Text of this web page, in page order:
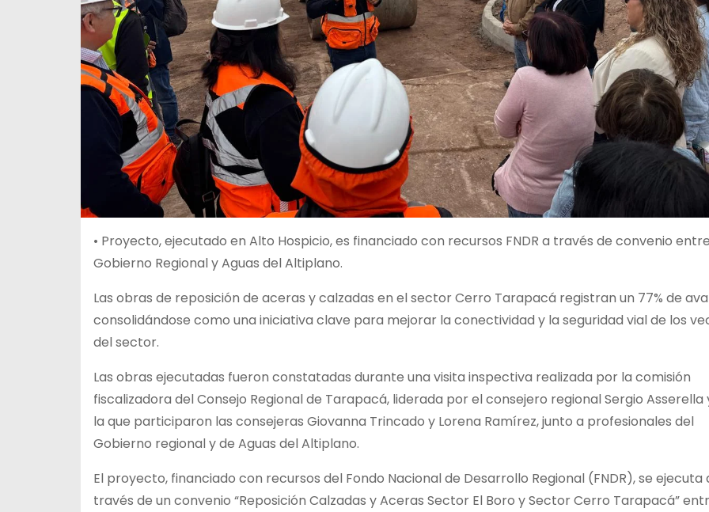
• Proyecto, ejecutado en Alto Hospicio, es financiado con recursos FNDR a través de convenio entre
Gobierno Regional y Aguas del Altiplano.
Las obras de reposición de aceras y calzadas en el sector Cerro Tarapacá registran un 77% de
consolidándose como una iniciativa clave para mejorar la conectividad y la seguridad vial de los
del sector.
Las obras ejecutadas fueron constatadas durante una visita inspectiva realizada por la comisión
fiscalizadora del Consejo Regional de Tarapacá, liderada por el consejero regional Sergio Asserella
la que participaron las consejeras Giovanna Trincado y Lorena Ramírez, junto a profesionales del
Gobierno regional y de Aguas del Altiplano.
El proyecto, financiado con recursos del Fondo Nacional de Desarrollo Regional (FNDR), se ejecuta
través de un convenio “Reposición Calzadas y Aceras Sector El Boro y Sector Cerro Tarapacá”